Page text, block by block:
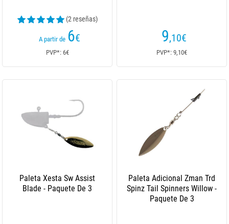
(2 reseñas)
A partir de 6€
PVP*: 6€
9,10€
PVP*: 9,10€
Paleta Xesta Sw Assist
Blade - Paquete De 3
Paleta Adicional Zman Trd
Spinz Tail Spinners Willow -
Paquete De 3